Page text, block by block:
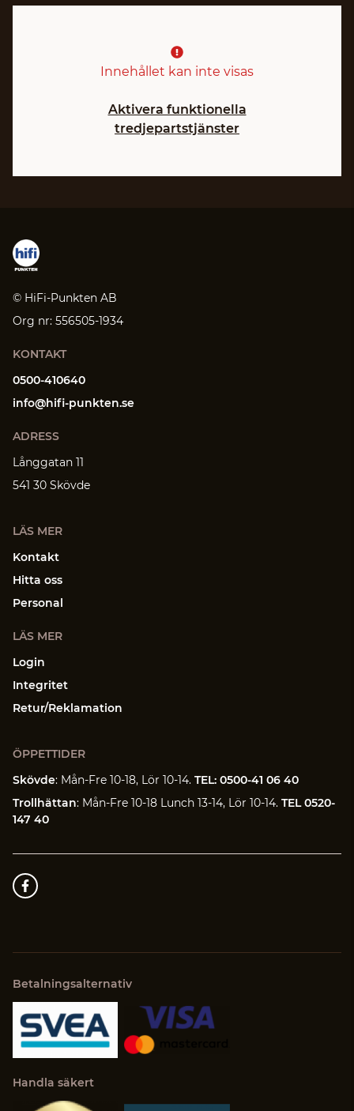
Innehållet kan inte visas
Aktivera funktionella
tredjepartstjänster
© HiFi-Punkten AB
Org nr: 556505-1934
KONTAKT
0500-410640
info@hifi-punkten.se
ADRESS
Långgatan 11
541 30 Skövde
LÄS MER
Kontakt
Hitta oss
Personal
LÄS MER
Login
Integritet
Retur/Reklamation
ÖPPETTIDER
Skövde: Mån-Fre 10-18, Lör 10-14. TEL: 0500-41 06 40
Trollhättan: Mån-Fre 10-18 Lunch 13-14, Lör 10-14. TEL 0520-
147 40
Betalningsalternativ
Handla säkert